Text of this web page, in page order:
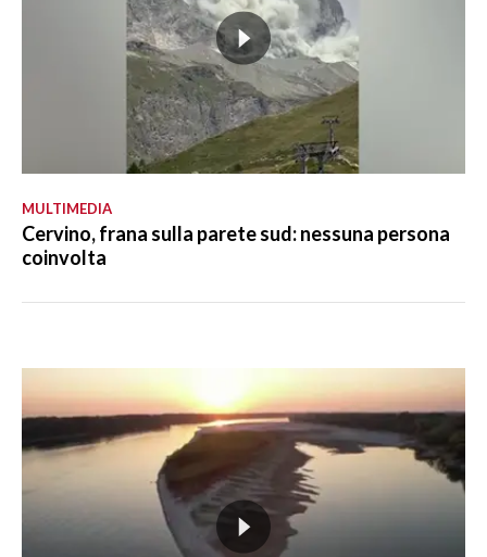
MULTIMEDIA
Cervino, frana sulla parete sud: nessuna persona
coinvolta